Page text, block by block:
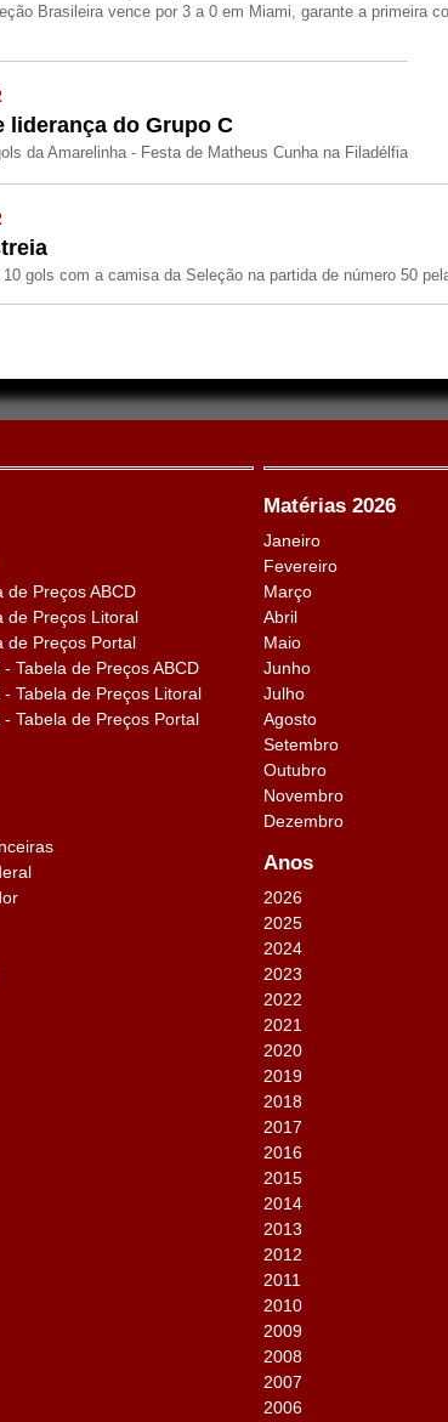
Brasileira vence por 3 a 0 em Miami, garante a primeira
liderança do Grupo C
da Amarelinha - Festa de Matheus Cunha na Filadélfia
gols com a camisa da Seleção na partida de número 50
de Preços ABCD
de Preços Litoral
de Preços Portal
Tabela de Preços ABCD
- Tabela de Preços Litoral
Tabela de Preços Portal
Matérias 2026
Janeiro
Fevereiro
Março
Abril
Maio
Junho
Julho
Agosto
Setembro
Outubro
Novembro
Dezembro
Anos
2026
2025
2024
2023
2022
2021
2020
2019
2018
2017
2016
2015
2014
2013
2012
2011
2010
2009
2008
2007
2006